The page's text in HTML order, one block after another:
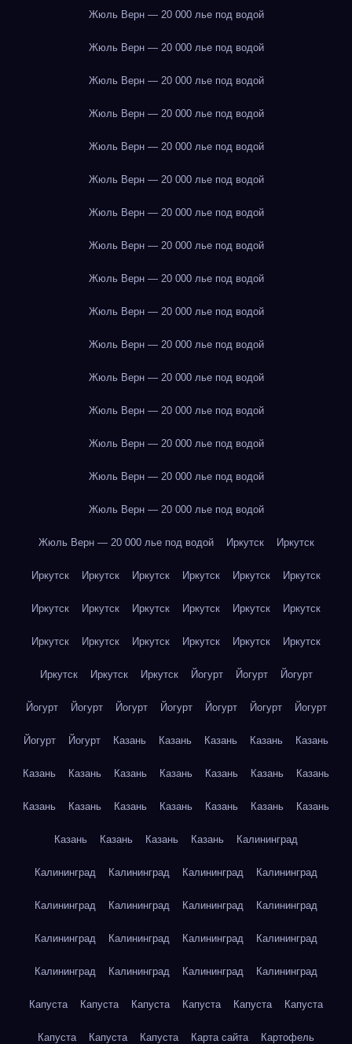
Жюль Верн — 20 000 лье под водой
Жюль Верн — 20 000 лье под водой
Жюль Верн — 20 000 лье под водой
Жюль Верн — 20 000 лье под водой
Жюль Верн — 20 000 лье под водой
Жюль Верн — 20 000 лье под водой
Жюль Верн — 20 000 лье под водой
Жюль Верн — 20 000 лье под водой
Жюль Верн — 20 000 лье под водой
Жюль Верн — 20 000 лье под водой
Жюль Верн — 20 000 лье под водой
Жюль Верн — 20 000 лье под водой
Жюль Верн — 20 000 лье под водой
Жюль Верн — 20 000 лье под водой
Жюль Верн — 20 000 лье под водой
Жюль Верн — 20 000 лье под водой
Жюль Верн — 20 000 лье под водой Иркутск Иркутск
Иркутск Иркутск Иркутск Иркутск Иркутск Иркутск
Иркутск Иркутск Иркутск Иркутск Иркутск Иркутск
Иркутск Иркутск Иркутск Иркутск Иркутск Иркутск
Иркутск Иркутск Иркутск Йогурт Йогурт Йогурт
Йогурт Йогурт Йогурт Йогурт Йогурт Йогурт Йогурт
Йогурт Йогурт Казань Казань Казань Казань Казань
Казань Казань Казань Казань Казань Казань Казань
Казань Казань Казань Казань Казань Казань Казань
Казань Казань Казань Казань Калининград
Калининград Калининград Калининград Калининград
Калининград Калининград Калининград Калининград
Калининград Калининград Калининград Калининград
Калининград Калининград Калининград Калининград
Капуста Капуста Капуста Капуста Капуста Капуста
Капуста Капуста Капуста Карта сайта Картофель